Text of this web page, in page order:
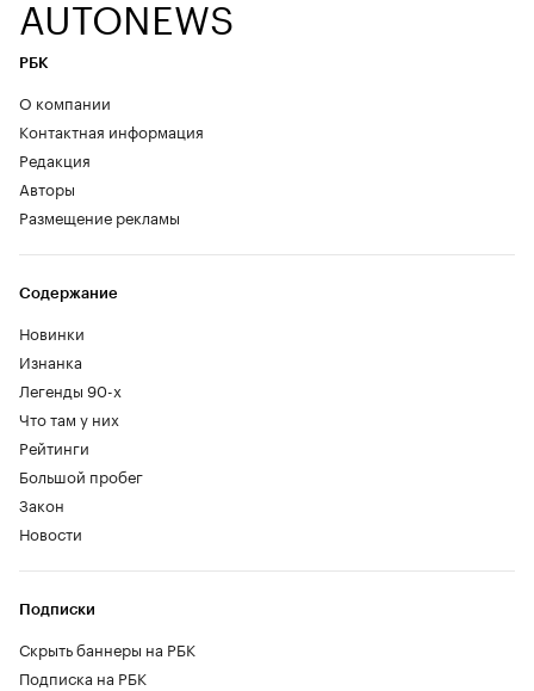
AUTONEWS
РБК
О компании
Контактная информация
Редакция
Авторы
Размещение рекламы
Содержание
Новинки
Изнанка
Легенды 90-х
Что там у них
Рейтинги
Большой пробег
Закон
Новости
Подписки
Скрыть баннеры на РБК
Подписка на РБК